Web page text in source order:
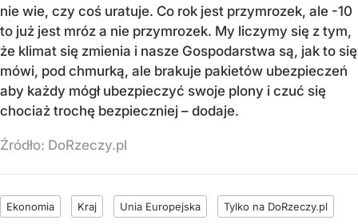
nie wie, czy coś uratuje. Co rok jest przymrozek, ale -10
to już jest mróz a nie przymrozek. My liczymy się z tym,
że klimat się zmienia i nasze Gospodarstwa są, jak to się
mówi, pod chmurką, ale brakuje pakietów ubezpieczeń
aby każdy mógł ubezpieczyć swoje plony i czuć się
chociaż trochę bezpieczniej – dodaje.
Źródło: DoRzeczy.pl
Ekonomia Kraj Unia Europejska Tylko na DoRzeczy.pl